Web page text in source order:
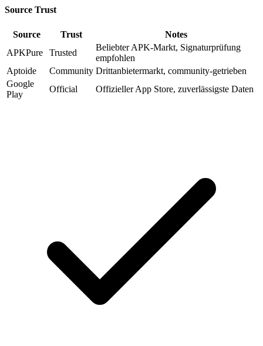
Source Trust
Source Trust
Notes
APKPure
Trusted
Beliebter APK-Markt, Signaturprüfung
empfohlen
Aptoide
Community Drittanbietermarkt, community-getrieben
Google
Play
Official Offizieller App Store, zuverlässigste Daten